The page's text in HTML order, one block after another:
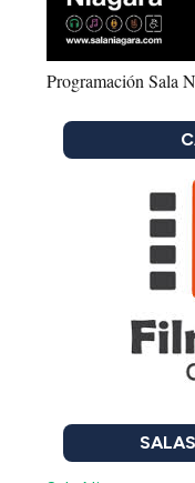
Programación Sala